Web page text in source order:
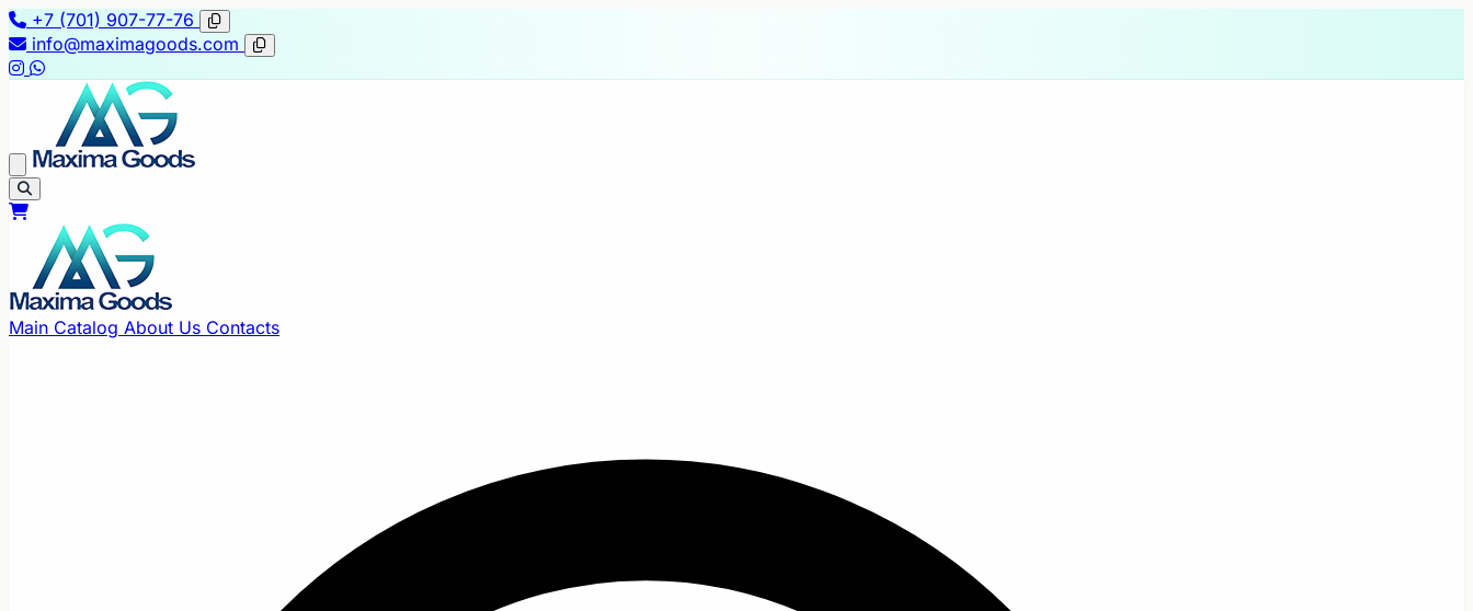
+7 (701) 907-77-76
info@maximagoods.com
Main Catalog About Us Contacts